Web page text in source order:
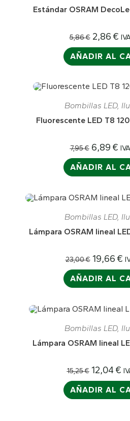
Estándar OSRAM
5,86€ 2,86 €
AÑADIR AL
Bombillas LED,
Fluorescente LED T8
7,95€ 6,89 €
AÑADIR AL
Bombillas LED,
Lámpara OSRAM lineal
23,00€ 19,66 €
AÑADIR AL
Bombillas LED,
Lámpara OSRAM lineal
15,25€ 12,04 €
AÑADIR AL